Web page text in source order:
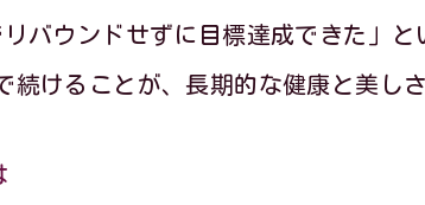
ットで実現する理想のライフスタイル
ットがもたらす未来への変化とは
ットで叶う自分らしいボディメイク
バウンドせずに目標達成できた」
けることが、長期的な健康と美し